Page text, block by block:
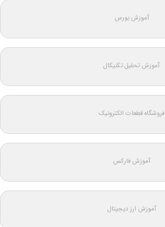
آموزش بورس
آموزش تحلیل تکنیکال
فروشگاه قطعات الکترونیک
آموزش فارکس
آموزش ارز دیجیتال